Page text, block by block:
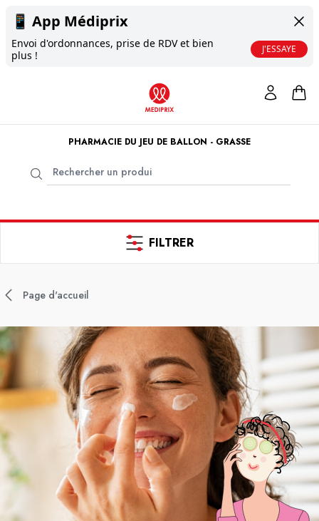
📱 App Médiprix
Envoi d'ordonnances, prise de RDV et bien
plus !
J'ESSAYE
PHARMACIE DU JEU DE BALLON - GRASSE
FILTRER
Page d'accueil